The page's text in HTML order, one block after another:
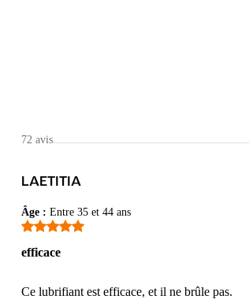
pas.
72 avis
LAETITIA
Âge: Entre 35 et 44 ans
efficace
Ce lubrifiant est efficace, et il ne brûle pas.